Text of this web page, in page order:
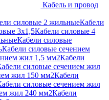
Кабель и провод
силовые 2 жильныеКабели
3х1,5Кабели силовые 4
Кабели силовые
Кабели силовые сечением
жил 1,5 мм2Кабели
силовые сечением жил
жил 150 мм2Кабели
силовые сечением жил
жил 240 мм2Кабели